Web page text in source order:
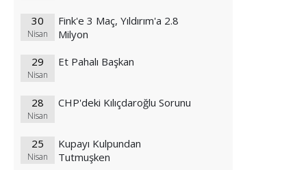
30
Nisan
Fink'e 3 Maç, Yıldırım'a 2.8
Milyon
29
Nisan
Et Pahalı Başkan
28
Nisan
CHP'deki Kılıçdaroğlu Sorunu
25
Nisan
Kupayı Kulpundan
Tutmuşken